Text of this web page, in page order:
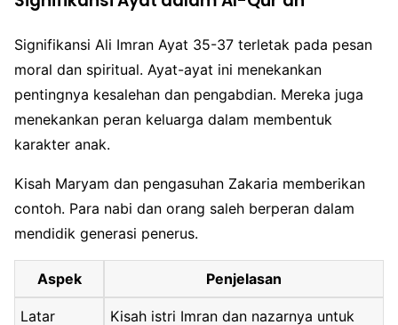
Signifikansi Ali Imran Ayat 35-37 terletak pada pesan
moral dan spiritual. Ayat-ayat ini menekankan
pentingnya kesalehan dan pengabdian. Mereka juga
menekankan peran keluarga dalam membentuk
karakter anak.
Kisah Maryam dan pengasuhan Zakaria memberikan
contoh. Para nabi dan orang saleh berperan dalam
mendidik generasi penerus.
Aspek Penjelasan
Latar
Kisah istri Imran dan nazarnya untuk